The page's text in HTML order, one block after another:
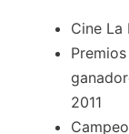
Cine La
2011